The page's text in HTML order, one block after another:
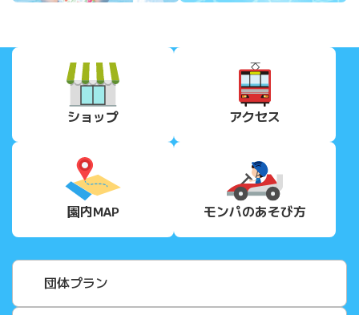
ショップ アクセス
園内MAP モンパのあそび方
団体プラン